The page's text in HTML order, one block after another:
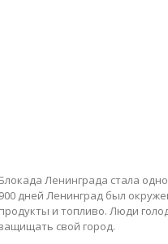
Блокада Ленинграда стала
900 дней Ленинград был
продукты и топливо. Люди
защищать свой город.